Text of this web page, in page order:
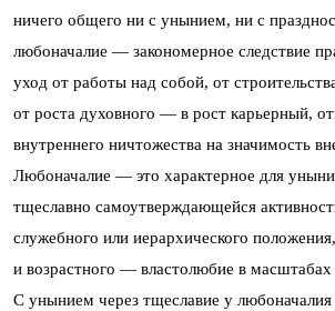
ничего общего ни с унынием, ни с
любоначалие — закономерное следствие
уход от работы над собой, от
от роста духовного — в рост карьерный,
внутреннего ничтожества на значимость
Любоначалие — это характерное для
тщеславно самоутверждающейся
служебного или иерархического
и возрастного — властолюбие в
С унынием через тщеславие у любоначалия